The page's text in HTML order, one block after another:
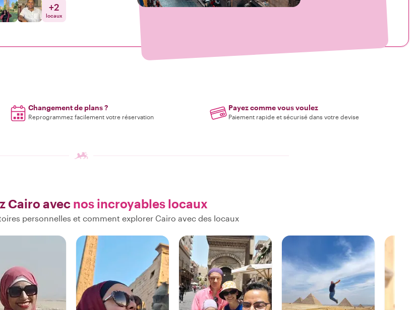
+2
locaux
Changement de plans ?
Reprogrammez facilement votre réservation
Payez comme vous voulez
Paiement rapide et sécurisé dans votre devise
Cairo avec nos incroyables locaux
personnelles et comment explorer Cairo avec des locaux